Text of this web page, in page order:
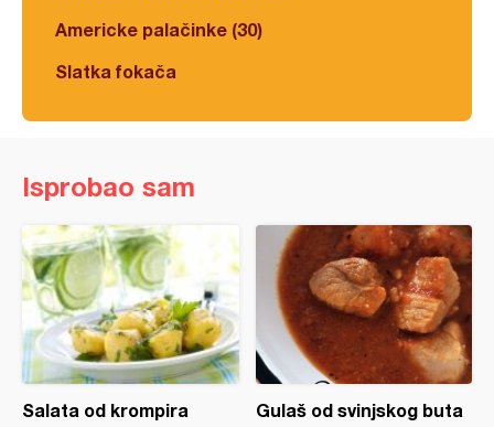
Americke palačinke (30)
Slatka fokača
Isprobao sam
Salata od krompira Gulaš od svinjskog buta